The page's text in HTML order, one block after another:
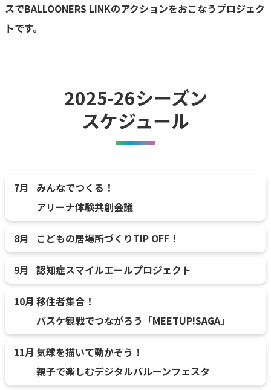
スでBALLOONERS LINKのアクションをおこなうプロジェク
トです。
2025-26シーズン
スケジュール
7月
みんなでつくる！
アリーナ体験共創会議
8月 こどもの居場所づくりTIP OFF！
9月 認知症スマイルエールプロジェクト
10月 移住者集合！
バスケ観戦でつながろう「MEETUP!SAGA」
11月 気球を描いて動かそう！
親子で楽しむデジタルバルーンフェスタ